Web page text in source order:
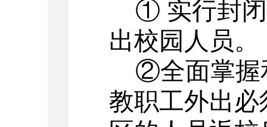
① 实行封
出校园人员。
②全面掌握
教职工外出